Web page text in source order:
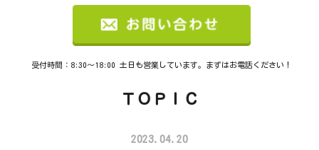
受付時間：8:30～18:00 土日も営業しています。まずはお電話ください！
ＴＯＰＩＣ
2023.04.20